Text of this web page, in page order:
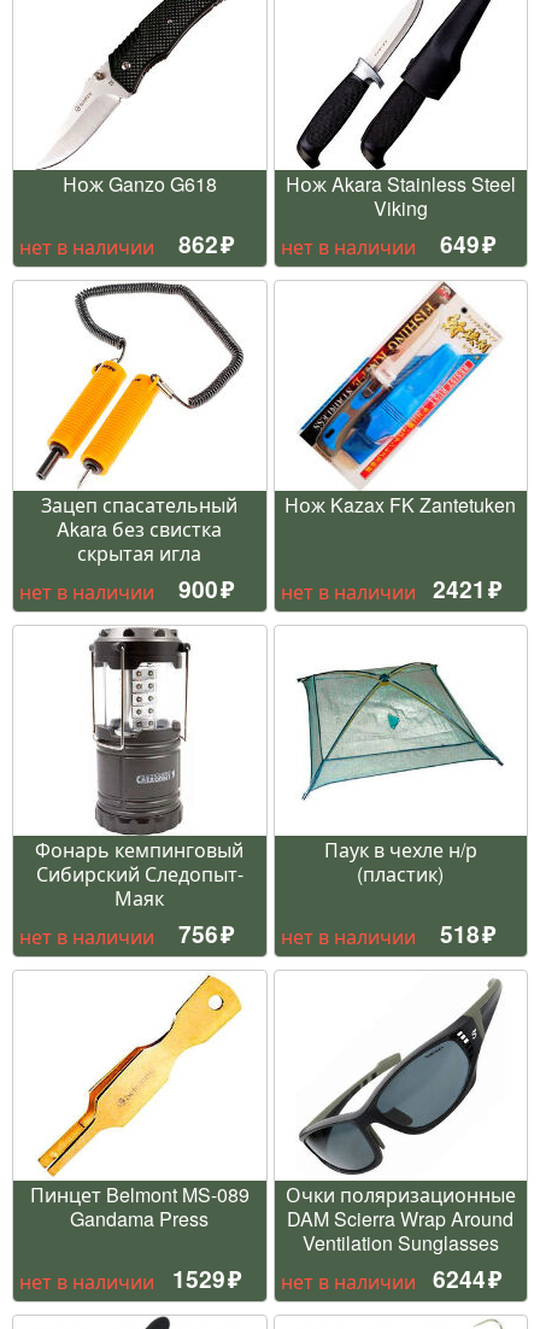
Нож Ganzo G618
нет в наличии 862
Нож Akara Stainless Steel
Viking
нет в наличии
649
Зацеп спасательный
Akara без свистка
скрытая игла
нет в наличии
900
Нож Kazax FK Zantetuken
нет в наличии 2421
Фонарь кемпинговый
Сибирский Следопыт-
Маяк
нет в наличии
756
Паук в чехле н/р
(пластик)
нет в наличии 518
Пинцет Belmont MS-089
Gandama Press
нет в наличии 1529
Очки поляризационные
DAM Scierra Wrap Around
Ventilation Sunglasses
нет в наличии
6244